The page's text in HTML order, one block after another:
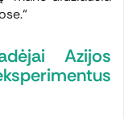
Azijos